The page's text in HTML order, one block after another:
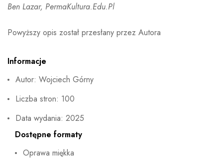
Ben Lazar, PermaKultura.Edu.Pl
Powyższy opis został przesłany przez Autora
Informacje
Autor: Wojciech Górny
Liczba stron: 100
Data wydania: 2025
Dostępne formaty
Oprawa miękka